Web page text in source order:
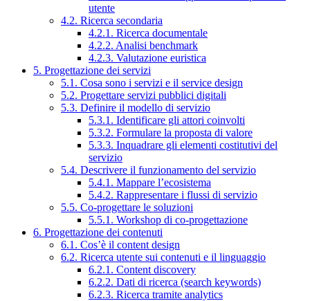
utente
4.2. Ricerca secondaria
4.2.1. Ricerca documentale
4.2.2. Analisi benchmark
4.2.3. Valutazione euristica
5. Progettazione dei servizi
5.1. Cosa sono i servizi e il service design
5.2. Progettare servizi pubblici digitali
5.3. Definire il modello di servizio
5.3.1. Identificare gli attori coinvolti
5.3.2. Formulare la proposta di valore
5.3.3. Inquadrare gli elementi costitutivi del
servizio
5.4. Descrivere il funzionamento del servizio
5.4.1. Mappare l’ecosistema
5.4.2. Rappresentare i flussi di servizio
5.5. Co-progettare le soluzioni
5.5.1. Workshop di co-progettazione
6. Progettazione dei contenuti
6.1. Cos’è il content design
6.2. Ricerca utente sui contenuti e il linguaggio
6.2.1. Content discovery
6.2.2. Dati di ricerca (search keywords)
6.2.3. Ricerca tramite analytics